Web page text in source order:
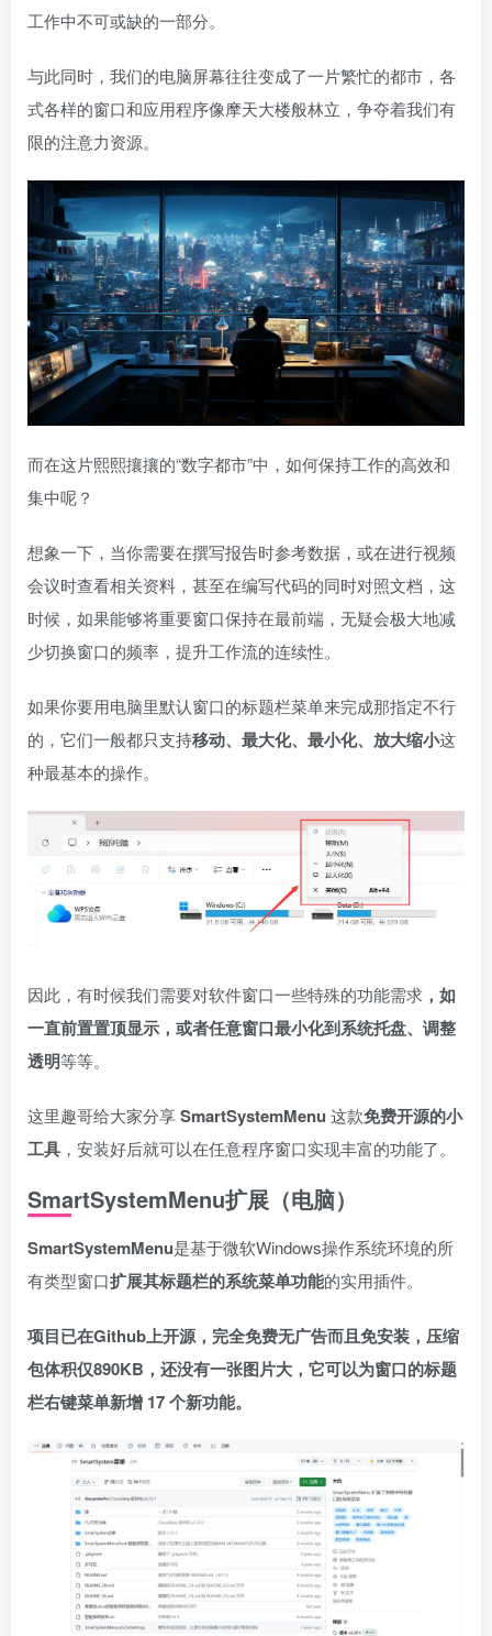
工作中不可或缺的一部分。
与此同时，我们的电脑屏幕往往变成了一片繁忙的都市，各
式各样的窗口和应用程序像摩天大楼般林立，争夺着我们有
限的注意力资源。
而在这片熙熙攘攘的“数字都市”中，如何保持工作的高效和
集中呢？
想象一下，当你需要在撰写报告时参考数据，或在进行视频
会议时查看相关资料，甚至在编写代码的同时对照文档，这
时候，如果能够将重要窗口保持在最前端，无疑会极大地减
少切换窗口的频率，提升工作流的连续性。
如果你要用电脑里默认窗口的标题栏菜单来完成那指定不行
的，它们一般都只支持移动、最大化、最小化、放大缩小这
种最基本的操作。
因此，有时候我们需要对软件窗口一些特殊的功能需求 ，如
一直前置置顶显示，或者任意窗口最小化到系统托盘、调整
透明等等。
这里趣哥给大家分享SmartSystemMenu 这款免费开源的小
工具 ，安装好后就可以在任意程序窗口实现丰富的功能了。
SmartSystemMenu扩展（电脑）
SmartSystemMenu是基于微软Windows操作系统环境的所
有类型窗口扩展其标题栏的系统菜单功能的实用插件。
项目已在Github上开源，完全免费无广告而且免安装，压缩
包体积仅890KB，还没有一张图片大，它可以为窗口的标题
栏右键菜单新增 17 个新功能。